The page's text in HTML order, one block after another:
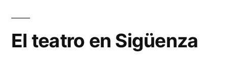
El teatro en Sigüenza